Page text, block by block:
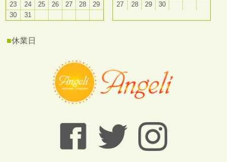
23
24 25 26 27 28
29
30
31
27
28 29 30
■休業日